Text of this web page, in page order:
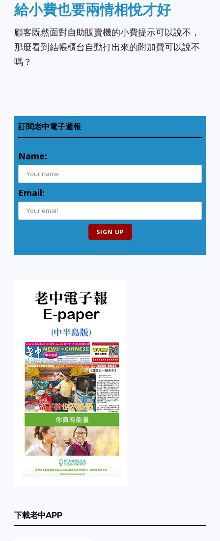
給小費也要兩情相悅才好
顧客既然面對自助販賣機的小費提示可以說不，
那麼看到結帳櫃台自動打出來的附加費可以說不
嗎？
訂閱老中電子週報
Name:
Email:
下載老中APP